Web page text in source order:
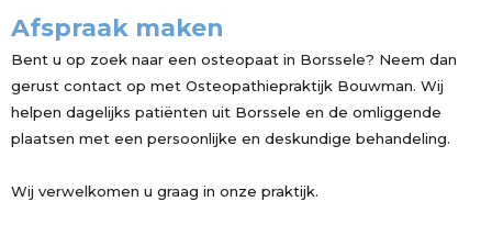
Afspraak maken
Bent u op zoek naar een osteopaat in Borssele? Neem dan
gerust contact op met Osteopathiepraktijk Bouwman. Wij
helpen dagelijks patiënten uit Borssele en de omliggende
plaatsen met een persoonlijke en deskundige behandeling.
Wij verwelkomen u graag in onze praktijk.